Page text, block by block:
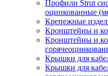
Профили Strut
оцинкованные
Крепежные
Кронштейны и
Кронштейны и
Крышки для
Крышки для